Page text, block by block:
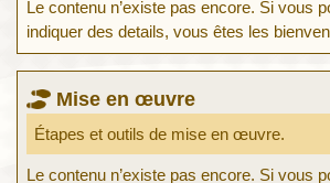
Le contenu n’existe pas encore. Si vous
indiquer des details, vous êtes les
Mise en œuvre
Étapes et outils de mise en œuvre.
Le contenu n’existe pas encore. Si vous